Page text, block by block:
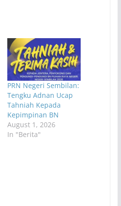
PRN Negeri Sembilan:
Tengku Adnan Ucap
Tahniah Kepada
Kepimpinan BN
August 1, 2026
In "Berita"